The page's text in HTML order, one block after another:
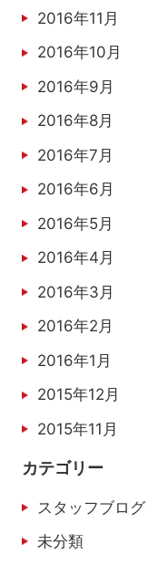
2016年11月
2016年10月
2016年9月
2016年8月
2016年7月
2016年6月
2016年5月
2016年4月
2016年3月
2016年2月
2016年1月
2015年12月
2015年11月
カテゴリー
スタッフブログ
未分類